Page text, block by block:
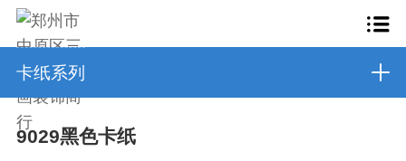
卡纸系列
9029黑色卡纸